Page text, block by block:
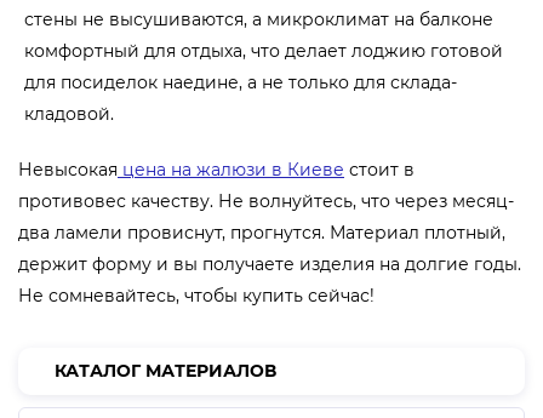
стены не высушиваются, а микроклимат на балконе
комфортный для отдыха, что делает лоджию готовой
для посиделок наедине, а не только для склада-
кладовой.
Невысокая цена на жалюзи в Киеве стоит в
противовес качеству. Не волнуйтесь, что через месяц-
два ламели провиснут, прогнутся. Материал плотный,
держит форму и вы получаете изделия на долгие годы.
Не сомневайтесь, чтобы купить сейчас!
КАТАЛОГ МАТЕРИАЛОВ